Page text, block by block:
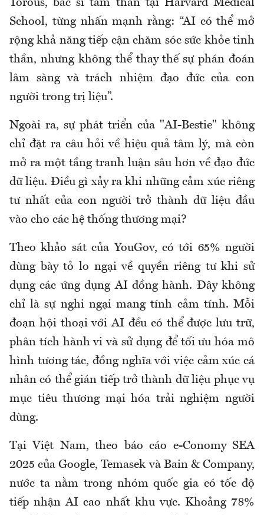
Torous, bác sĩ tâm thần tại Harvard Medical
School, từng nhấn mạnh rằng: “AI có thể mở
rộng khả năng tiếp cận chăm sóc sức khỏe tinh
thần, nhưng không thể thay thế sự phán đoán
lâm sàng và trách nhiệm đạo đức của con
người trong trị liệu”.
Ngoài ra, sự phát triển của "AI-Bestie" không
chỉ đặt ra câu hỏi về hiệu quả tâm lý, mà còn
mở ra một tầng tranh luận sâu hơn về đạo đức
dữ liệu. Điều gì xảy ra khi những cảm xúc riêng
tư nhất của con người trở thành dữ liệu đầu
vào cho các hệ thống thương mại?
Theo khảo sát của YouGov, có tới 65% người
dùng bày tỏ lo ngại về quyền riêng tư khi sử
dụng các ứng dụng AI đồng hành. Đây không
chỉ là sự nghi ngại mang tính cảm tính. Mỗi
đoạn hội thoại với AI đều có thể được lưu trữ,
phân tích hành vi và sử dụng để tối ưu hóa mô
hình tương tác, đồng nghĩa với việc cảm xúc cá
nhân có thể gián tiếp trở thành dữ liệu phục vụ
mục tiêu thương mại hóa trải nghiệm người
dùng.
Tại Việt Nam, theo báo cáo e-Conomy SEA
2025 của Google, Temasek và Bain & Company,
nước ta nằm trong nhóm quốc gia có tốc độ
tiếp nhận AI cao nhất khu vực. Khoảng 78%